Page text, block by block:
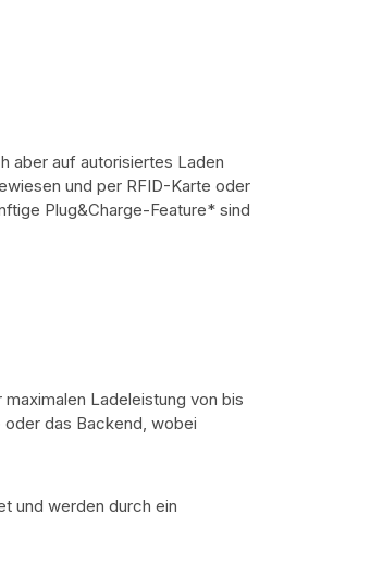
aber auf autorisiertes Laden
und per RFID-Karte oder
Plug&Charge-Feature* sind
Ladeleistung von bis
oder das Backend, wobei
und werden durch ein